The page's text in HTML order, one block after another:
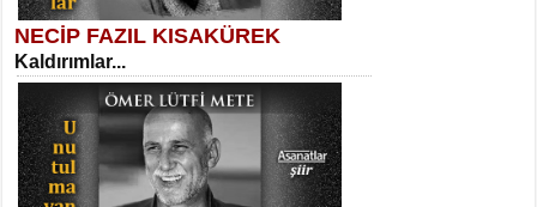
SELAHATTİN YILDIZ
İnsanın Zindanı...
Kadir Ünal
Ayağıma Dolanan Yokuş...
NECİP FAZIL KISAKÜREK
Kaldırımlar...